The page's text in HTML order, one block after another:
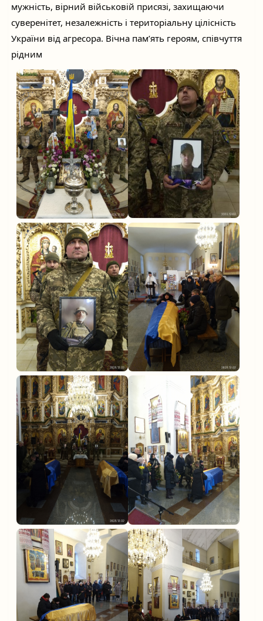
мужність, вірний військовій присязі, захищаючи
суверенітет, незалежність і територіальну цілісність
України від агресора. Вічна пам’ять героям, співчуття
рідним